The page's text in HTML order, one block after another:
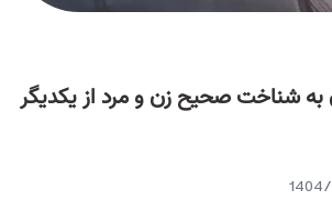
به شناخت صحیح زن و مرد از یکدیگر